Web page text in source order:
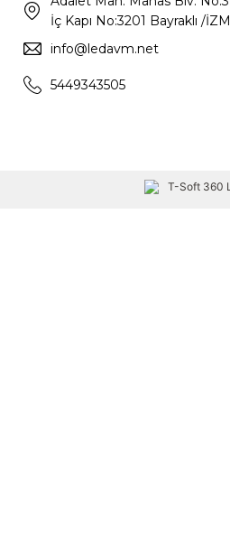
İç Kapı No:3201 Bayraklı /
info@ledavm.net
5449343505